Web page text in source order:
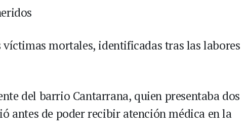
mortales, identificadas tras las labores
del barrio Cantarrana, quien presentaba dos
antes de poder recibir atención médica en la